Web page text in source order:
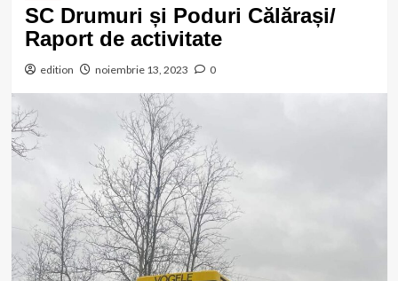
SC Drumuri și Poduri Călărași/
Raport de activitate
edition noiembrie 13, 2023 0